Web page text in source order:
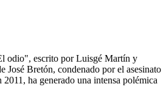
odio", escrito por Luisgé Martín y
José Bretón, condenado por el asesinato
ha generado una intensa polémica